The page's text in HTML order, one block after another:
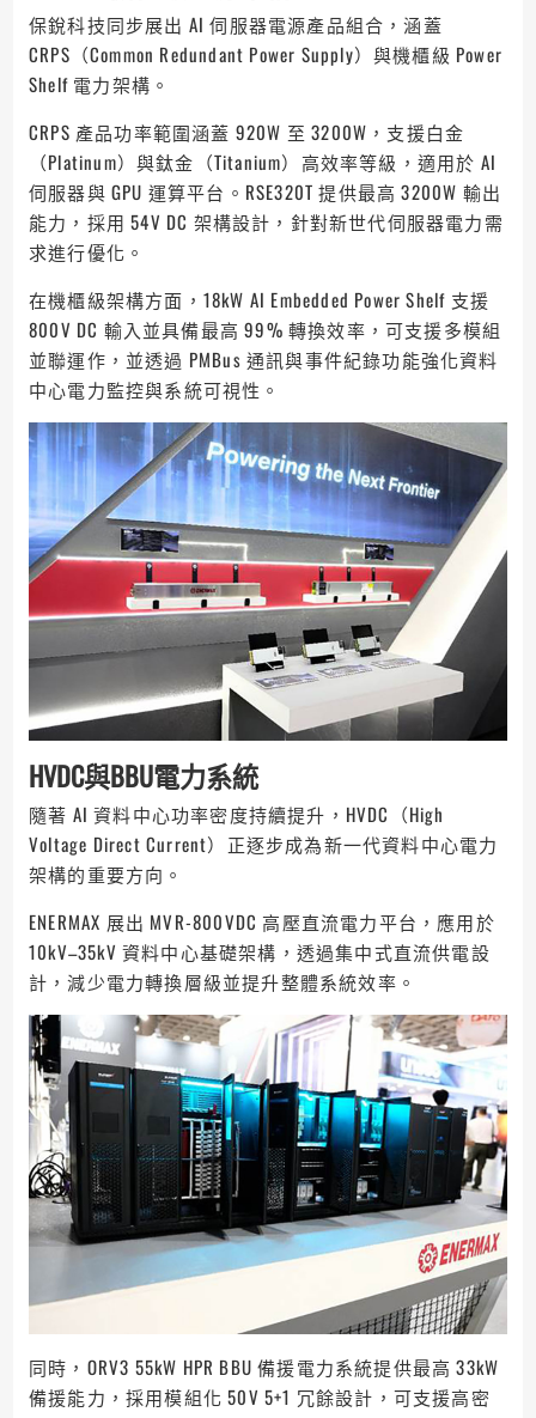
保銳科技同步展出 AI 伺服器電源產品組合，涵蓋
CRPS（Common Redundant Power Supply）與機櫃級 Power
Shelf 電力架構。
CRPS 產品功率範圍涵蓋 920W 至 3200W，支援白金
（Platinum）與鈦金（Titanium）高效率等級，適用於 AI
伺服器與 GPU 運算平台。RSE320T 提供最高 3200W 輸出
能力，採用 54V DC 架構設計，針對新世代伺服器電力需
求進行優化。
在機櫃級架構方面，18kW AI Embedded Power Shelf 支援
800V DC 輸入並具備最高 99% 轉換效率，可支援多模組
並聯運作，並透過 PMBus 通訊與事件紀錄功能強化資料
中心電力監控與系統可視性。
HVDC與BBU電力系統
隨著 AI 資料中心功率密度持續提升，HVDC（High
Voltage Direct Current）正逐步成為新一代資料中心電力
架構的重要方向。
ENERMAX 展出 MVR-800VDC 高壓直流電力平台，應用於
10kV–35kV 資料中心基礎架構，透過集中式直流供電設
計，減少電力轉換層級並提升整體系統效率。
同時，ORV3 55kW HPR BBU 備援電力系統提供最高 33kW
備援能力，採用模組化 50V 5+1 冗餘設計，可支援高密